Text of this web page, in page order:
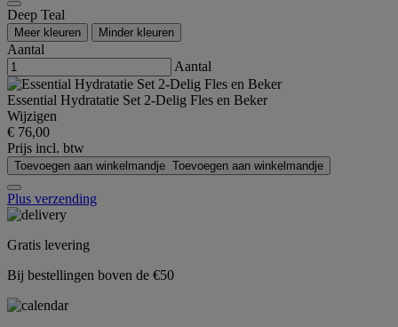
Deep Teal
Meer kleuren Minder kleuren
Aantal
Aantal
Essential Hydratatie Set 2-Delig Fles en Beker
Wijzigen
€ 76,00
Prijs incl. btw
Toevoegen aan winkelmandje Toevoegen aan winkelmandje
Plus verzending
Gratis levering
Bij bestellingen boven de €50